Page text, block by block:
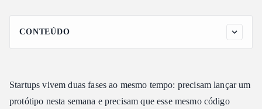
CONTEÚDO
Por que mudar de plataforma é o verdadeiro "imposto" da
plataforma"
Startups vivem duas fases ao mesmo tempo: precisam lançar um
protótipo nesta semana e precisam que esse mesmo código